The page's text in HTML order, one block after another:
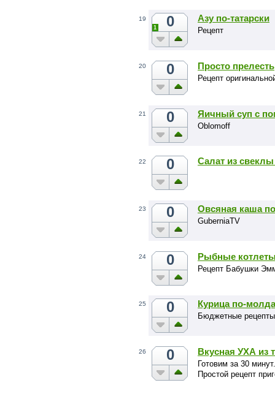
19 0
1
Азу по-татарски
Рецепт
20 0 Просто прелесть
Рецепт
21 0 Яичный суп с
Oblomoff
22 0 Салат из
23 0 Овсяная каша
GuberniaTV
24 0 Рыбные
Рецепт Бабушки
25 0 Курица по-
Бюджетные
26 0 Вкусная УХА из
Готовим за 30 минут.
Простой рецепт